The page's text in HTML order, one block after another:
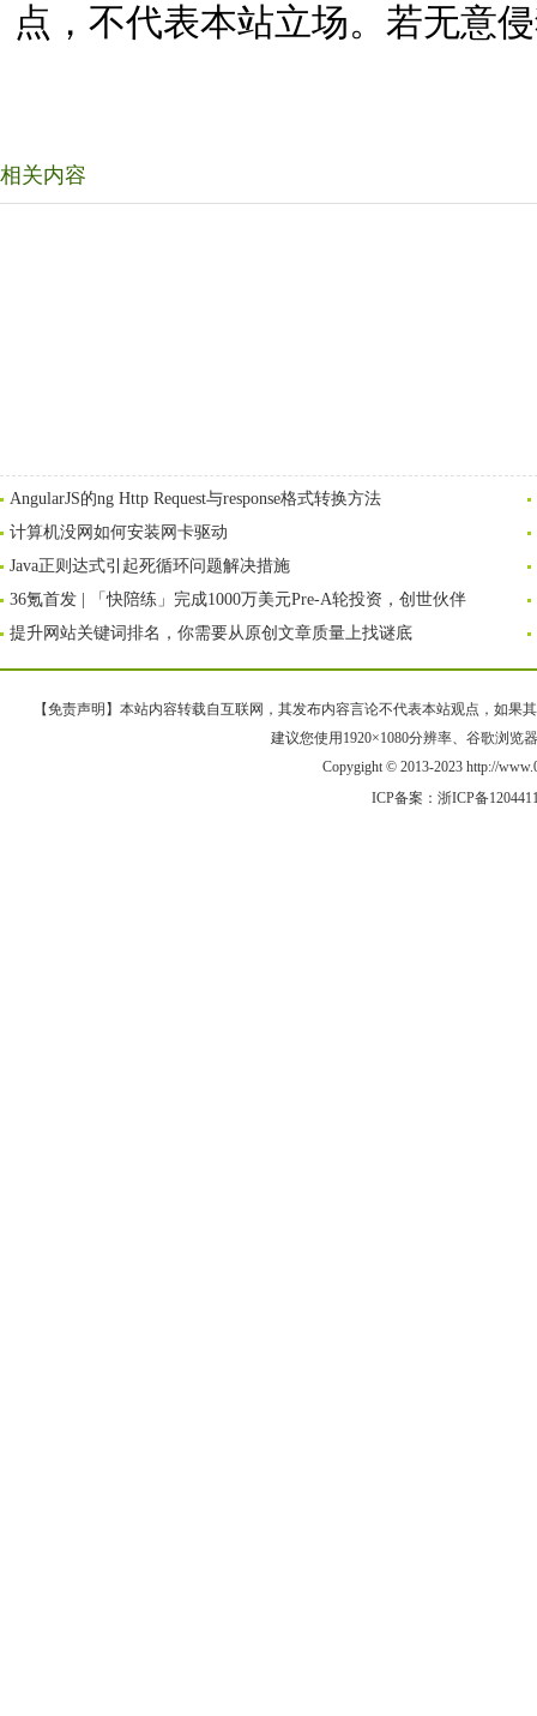
点，不代表本站立场。若无意
相关内容
AngularJS的ng Http Request与response格式转换方法
计算机没网如何安装网卡驱动
Java正则达式引起死循环问题解决措施
36氪首发 | 「快陪练」完成1000万美元Pre-A轮投资，创世伙伴
提升网站关键词排名，你需要从原创文章质量上找谜底
【免责声明】本站内容转载自互联网，其发布内容言论不代表本站观点，如果
建议您使用1920×1080分辨率、谷歌浏览
Copygight © 2013-2023 http://
ICP备案： 浙ICP备